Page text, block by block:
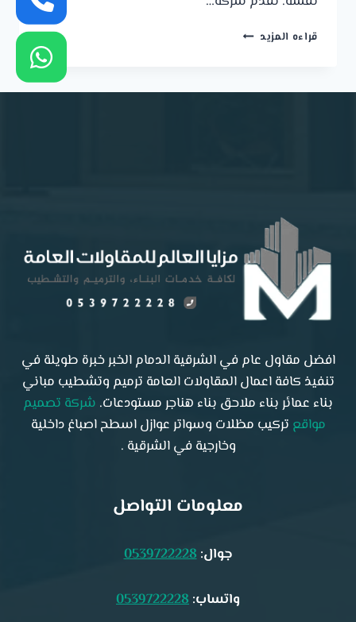
قراءه المزيد مظلات
افضل مقاول عام في الشرقية الدمام الخبر خبرة طويلة في
تنفيذ كافة اعمال المقاولات العامة ترميم وتشطيب مباني
بناء عمائر بناء ملاحق بناء هناجر مستودعات. شركة تصميم
مواقع تركيب مظلات وسواتر عوازل اسطح اصباغ داخلية
وخارجية في الشرقية .
معلومات التواصل
جوال:0539722228
واتساب:0539722228